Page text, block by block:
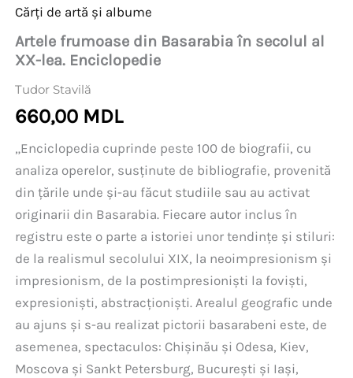
Cărți de artă și albume
Artele frumoase din Basarabia în secolul al
XX-lea. Enciclopedie
Tudor Stavilă
660,00 MDL
„Enciclopedia cuprinde peste 100 de biografii, cu
analiza operelor, susținute de bibliografie, provenită
din țările unde și-au făcut studiile sau au activat
originarii din Basarabia. Fiecare autor inclus în
registru este o parte a istoriei unor tendințe și stiluri:
de la realismul secolului XIX, la neoimpresionism și
impresionism, de la postimpresioniști la foviști,
expresioniști, abstracționiști. Arealul geografic unde
au ajuns și s-au realizat pictorii basarabeni este, de
asemenea, spectaculos: Chișinău și Odesa, Kiev,
Moscova și Sankt Petersburg, București și Iași,